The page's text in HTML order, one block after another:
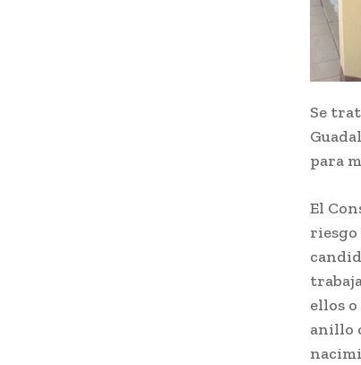
Se
para
El
riesgo
ellos
anillo